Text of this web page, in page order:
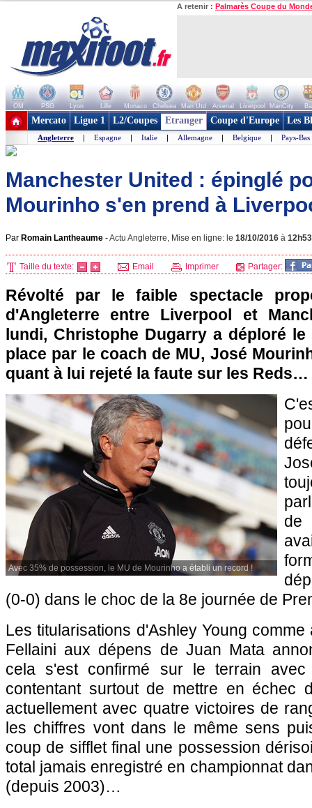
A retenir : Palmarès Coupe du
OM PSG Lyon Lille Monaco Chelsea Man Utd Arsenal Liverpool ManCity
+ de clubs
Mercato Ligue 1 L2/Coupes Etranger Coupe d'Europe Les
Angleterre | Espagne | Italie | Allemagne | Belgique | Pays-Bas
Manchester United : épinglé
Mourinho s'en prend à
Par Romain Lantheaume -Actu Angleterre, Mise en ligne: le 18/10/2016 à 12h53
Taille du texte: Email Imprimer Partager:
Révolté par le faible spectacle
d'Angleterre entre Liverpool et
lundi, Christophe Dugarry a déploré
place par le coach de MU, José
quant à lui rejeté la faute sur les Reds…
Avec 35% de possession, le MU de Mourinho a établi un record !
de
(0-0) dans le choc de la 8e journée de
Les titularisations d'Ashley Young
Fellaini aux dépens de Juan Mata
cela s'est confirmé sur le terrain
contentant surtout de mettre en échec
actuellement avec quatre victoires de
les chiffres vont dans le même sens
coup de sifflet final une possession
total jamais enregistré en championnat
(depuis 2003)…